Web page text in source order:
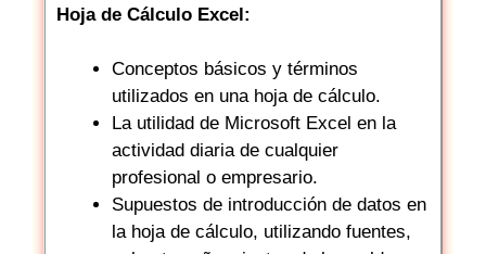
Hoja de Cálculo Excel:
Conceptos básicos y términos
utilizados en una hoja de cálculo.
La utilidad de Microsoft Excel en la
actividad diaria de cualquier
profesional o empresario.
Supuestos de introducción de datos en
la hoja de cálculo, utilizando fuentes,